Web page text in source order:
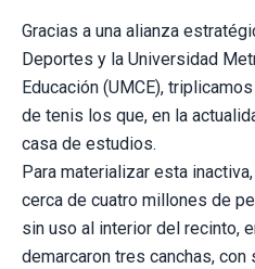
Gracias a una alianza
Deportes y la Universidad
Educación (UMCE),
de tenis los que, en la
casa de estudios.
Para materializar esta
cerca de cuatro millones de
sin uso al interior del recinto,
demarcaron tres canchas,